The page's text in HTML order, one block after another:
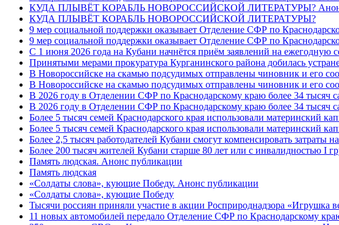
КУДА ПЛЫВЁТ КОРАБЛЬ НОВОРОССИЙСКОЙ ЛИТЕРАТУРЫ? Анонс
КУДА ПЛЫВЁТ КОРАБЛЬ НОВОРОССИЙСКОЙ ЛИТЕРАТУРЫ?
9 мер социальной поддержки оказывает Отделение СФР по
9 мер социальной поддержки оказывает Отделение СФР по
С 1 июня 2026 года на Кубани начнётся приём заявлений на ежегодную
Принятыми мерами прокуратура Курганинского района добилась
В Новороссийске на скамью подсудимых отправлены чиновник и его
В Новороссийске на скамью подсудимых отправлены чиновник и его
В 2026 году в Отделении СФР по Краснодарскому краю более 34
В 2026 году в Отделении СФР по Краснодарскому краю более 34
Более 5 тысяч семей Краснодарского края использовали материнский
Более 5 тысяч семей Краснодарского края использовали материнский
Более 2,5 тысяч работодателей Кубани смогут компенсировать затраты
Более 200 тысяч жителей Кубани старше 80 лет или с инвалидностью I
Память людская. Анонс публикации
Память людская
«Солдаты слова», кующие Победу. Анонс публикации
«Солдаты слова», кующие Победу
Тысячи россиян приняли участие в акции Росприроднадзора «Игрушка
11 новых автомобилей передало Отделение СФР по Краснодарскому